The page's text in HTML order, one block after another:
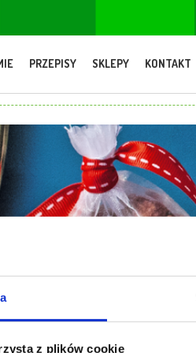
z plików cookie
PRZEPISY SKLEPY KONTAKT